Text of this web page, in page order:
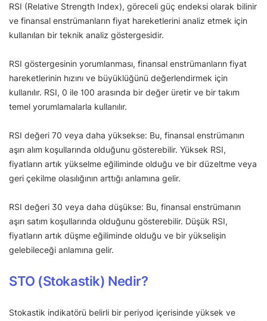
RSI (Relative Strength Index), göreceli güç endeksi olarak bilinir
ve finansal enstrümanların fiyat hareketlerini analiz etmek için
kullanılan bir teknik analiz göstergesidir.
RSI göstergesinin yorumlanması, finansal enstrümanların fiyat
hareketlerinin hızını ve büyüklüğünü değerlendirmek için
kullanılır. RSI, 0 ile 100 arasında bir değer üretir ve bir takım
temel yorumlamalarla kullanılır.
RSI değeri 70 veya daha yüksekse: Bu, finansal enstrümanın
aşırı alım koşullarında olduğunu gösterebilir. Yüksek RSI,
fiyatların artık yükselme eğiliminde olduğu ve bir düzeltme veya
geri çekilme olasılığının arttığı anlamına gelir.
RSI değeri 30 veya daha düşükse: Bu, finansal enstrümanın
aşırı satım koşullarında olduğunu gösterebilir. Düşük RSI,
fiyatların artık düşme eğiliminde olduğu ve bir yükselişin
gelebileceği anlamına gelir.
STO (Stokastik) Nedir?
Stokastik indikatörü belirli bir periyod içerisinde yüksek ve